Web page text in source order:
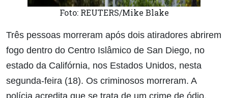
Foto: REUTERS/Mike Blake
Três pessoas morreram após dois atiradores abrirem
fogo dentro do Centro Islâmico de San Diego, no
estado da Califórnia, nos Estados Unidos, nesta
segunda-feira (18). Os criminosos morreram. A
polícia acredita que se trata de um crime de ódio.